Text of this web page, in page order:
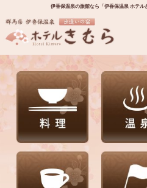
伊香保温泉の旅館なら「伊香保温泉 ホテル